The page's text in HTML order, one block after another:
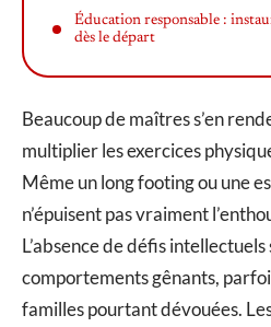
Éducation responsable :
dès le départ
Beaucoup de maîtres s’en
multiplier les exercices
Même un long footing ou une
n’épuisent pas vraiment
L’absence de défis
comportements gênants,
familles pourtant dévouées.